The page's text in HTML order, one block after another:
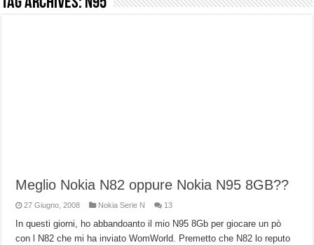
Meglio Nokia N82 oppure Nokia N95 8GB??
27 Giugno, 2008 Nokia Serie N 13
In questi giorni, ho abbandoanto il mio N95 8Gb per giocare un pò
con l N82 che mi ha inviato WomWorld. Premetto che N82 lo reputo